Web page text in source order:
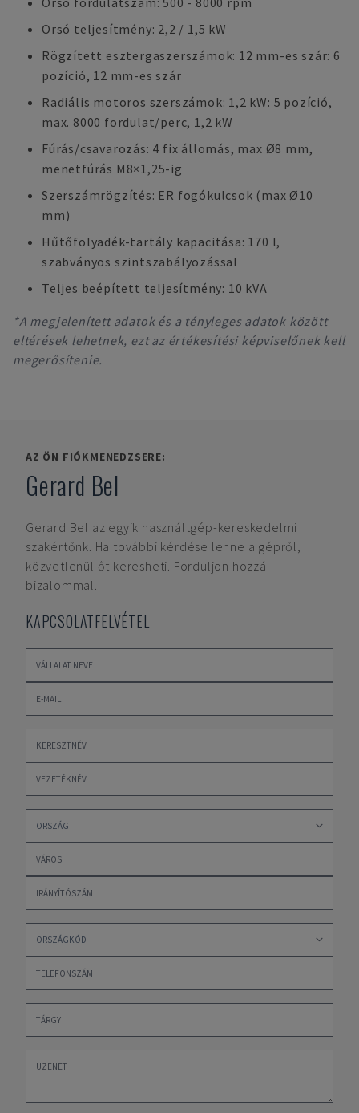
Orsó teljesítmény: 2,2 / 1,5 kW
Rögzített esztergaszerszámok: 12 mm-es szár: 6
pozíció, 12 mm-es szár
Radiális motoros szerszámok: 1,2 kW: 5 pozíció,
max. 8000 fordulat/perc, 1,2 kW
Fúrás/csavarozás: 4 fix állomás, max Ø8 mm,
menetfúrás M8×1,25-ig
Szerszámrögzítés: ER fogókulcsok (max Ø10
mm)
Hűtőfolyadék-tartály kapacitása: 170 l,
szabványos szintszabályozással
Teljes beépített teljesítmény: 10 kVA
*A megjelenített adatok és a tényleges adatok között
eltérések lehetnek, ezt az értékesítési képviselőnek kell
megerősítenie.
AZ ÖN FIÓKMENEDZSERE:
Gerard Bel
Gerard Bel az egyik használtgép-kereskedelmi
szakértőnk. Ha további kérdése lenne a gépről,
közvetlenül őt keresheti. Forduljon hozzá
bizalommal.
KAPCSOLATFELVÉTEL